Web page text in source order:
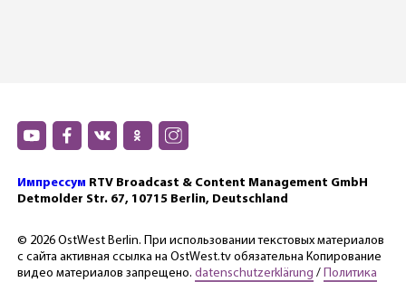
Импрессум RTV Broadcast & Content Management GmbH
Detmolder Str. 67, 10715 Berlin, Deutschland
© 2026 OstWest Berlin. При использовании текстовых материалов
с сайта активная ссылка на OstWest.tv обязательна Копирование
видео материалов запрещено. datenschutzerklärung / Политика